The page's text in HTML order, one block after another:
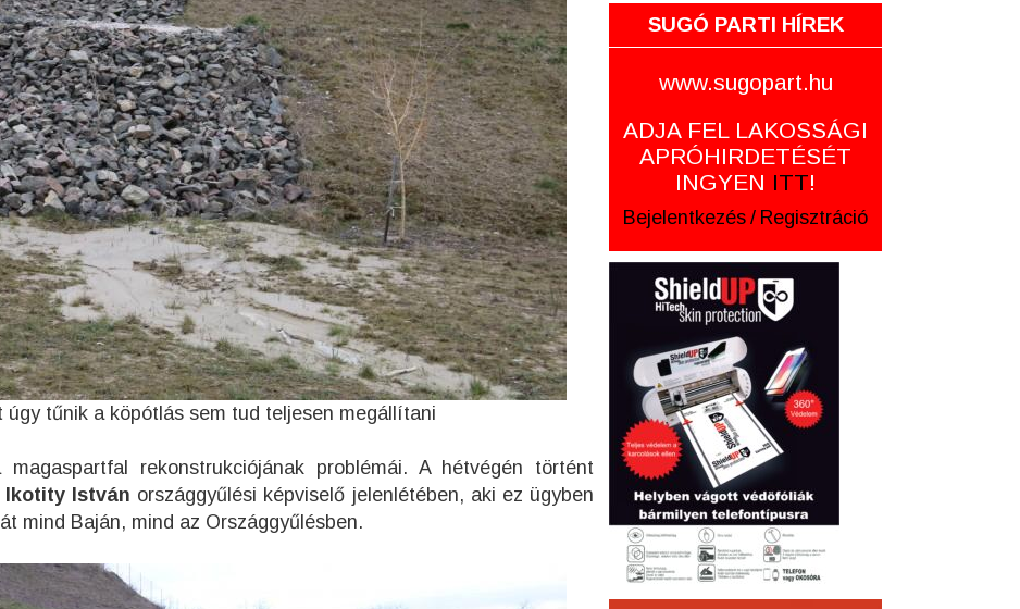
tűnik a köpótlás sem tud teljesen megállítani
rekonstrukciójának problémái. A hétvégén történt
Ikotity István országgyűlési képviselő jelenlétében, aki ez ügyben
mind Baján, mind az Országgyűlésben.
SUGÓ PARTI HÍREK
www.sugopart.hu
ADJA FEL LAKOSSÁGI
APRÓHIRDETÉSÉT
INGYEN ITT!
Bejelentkezés / Regisztráció